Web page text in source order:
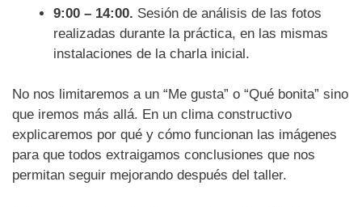
9:00 – 14:00. Sesión de análisis de las fotos
realizadas durante la práctica, en las mismas
instalaciones de la charla inicial.
No nos limitaremos a un “Me gusta” o “Qué bonita” sino
que iremos más allá. En un clima constructivo
explicaremos por qué y cómo funcionan las imágenes
para que todos extraigamos conclusiones que nos
permitan seguir mejorando después del taller.